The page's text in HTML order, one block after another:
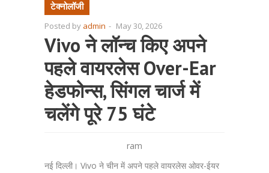
टेक्नोलॉजी
Posted by admin - May 30, 2026
Vivo ने लॉन्च किए अपने
पहले वायरलेस Over-Ear
हेडफोन्स, सिंगल चार्ज में
चलेंगे पूरे 75 घंटे
ram
नई दिल्ली। Vivo ने चीन में अपने पहले वायरलेस ओवर-ईयर